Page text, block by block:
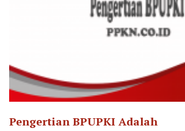
Pengertian BPUPKI Adalah